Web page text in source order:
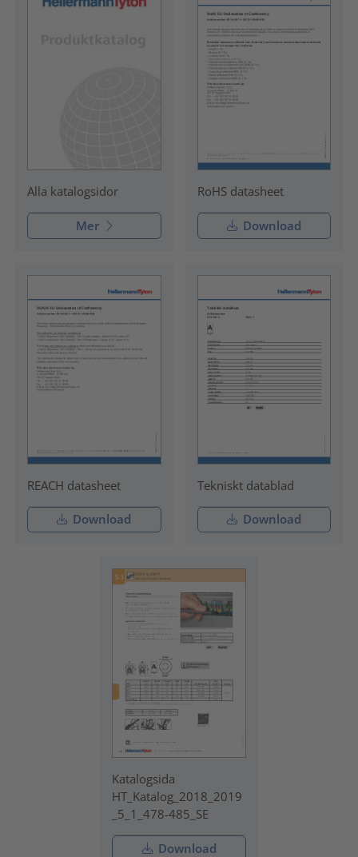
Alla katalogsidor
Mer
RoHS datasheet
Download
REACH datasheet
Download
Tekniskt datablad
Download
Katalogsida
HT_Katalog_2018_2019
_5_1_478-485_SE
Download